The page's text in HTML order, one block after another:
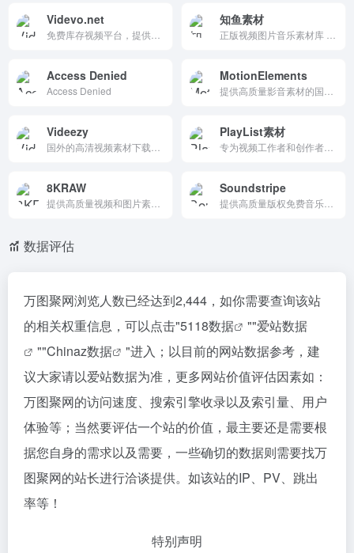
Videvo.net 知鱼素材
Access Denied
Access Denied
MotionElements
Videezy PlayList素材
8KRAW Soundstripe
数据评估
万图聚网浏览人数已经达到2,444，如你需要查询该站
的相关权重信息，可以点击"5118数据 ""爱站数据
""Chinaz数据
"进入；以目前的网站数据参考，建
议大家请以爱站数据为准，更多网站价值评估因素如：
万图聚网的访问速度、搜索引擎收录以及索引量、用户
体验等；当然要评估一个站的价值，最主要还是需要根
据您自身的需求以及需要，一些确切的数据则需要找万
图聚网的站长进行洽谈提供。如该站的IP、PV、跳出
率等！
特别声明